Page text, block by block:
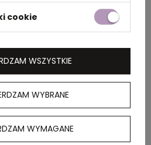
i profesjonalnie.
praktyczne, estetyczne i
przewodnim
chętnie
materiałów, a my
na organizacyjnych
cookie
WYBRANE
WYMAGANE
WSZYSTKIE